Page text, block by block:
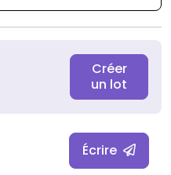
Créer
un lot
Écrire